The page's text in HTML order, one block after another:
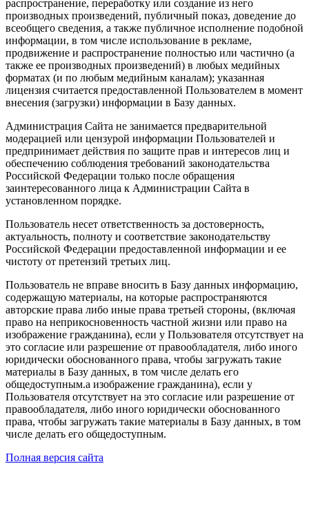
распространение, переработку или создание из него
производных произведений, публичный показ, доведение до
всеобщего сведения, а также публичное исполнение подобной
информации, в том числе использование в рекламе,
продвижение и распространение полностью или частично (а
также ее производных произведений) в любых медийных
форматах (и по любым медийным каналам); указанная
лицензия считается предоставленной Пользователем в момент
внесения (загрузки) информации в Базу данных.
Администрация Сайта не занимается предварительной
модерацией или цензурой информации Пользователей и
предпринимает действия по защите прав и интересов лиц и
обеспечению соблюдения требований законодательства
Российской Федерации только после обращения
заинтересованного лица к Администрации Сайта в
установленном порядке.
Пользователь несет ответственность за достоверность,
актуальность, полноту и соответствие законодательству
Российской Федерации предоставленной информации и ее
чистоту от претензий третьих лиц.
Пользователь не вправе вносить в Базу данных информацию,
содержащую материалы, на которые распространяются
авторские права либо иные права третьей стороны, (включая
право на неприкосновенность частной жизни или право на
изображение гражданина), если у Пользователя отсутствует на
это согласие или разрешение от правообладателя, либо иного
юридически обоснованного права, чтобы загружать такие
материалы в Базу данных, в том числе делать его
общедоступным.а изображение гражданина), если у
Пользователя отсутствует на это согласие или разрешение от
правообладателя, либо иного юридически обоснованного
права, чтобы загружать такие материалы в Базу данных, в том
числе делать его общедоступным.
Полная версия сайта